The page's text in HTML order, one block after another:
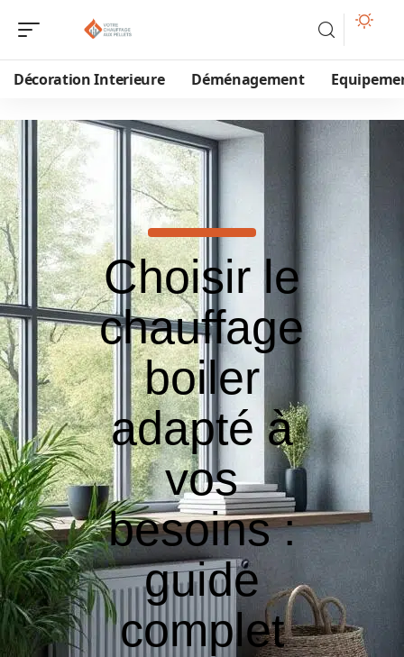
Décoration Interieure Déménagement
Choisir le
chauffage
boiler
adapté à
vos
besoins :
guide
complet